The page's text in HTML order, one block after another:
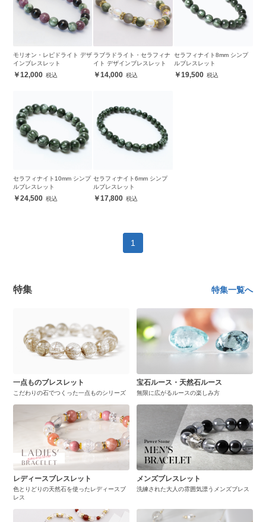
モリオン・レピドライト デザ
インブレスレット
12,000
ラブラドライト・セラフィナ
イト デザインブレスレット
14,000
セラフィナイト8mm シンプ
ルブレスレット
19,500
セラフィナイト10mm シンプ
ルブレスレット
24,500
セラフィナイト6mm シンプ
ルブレスレット
17,800
1
特集 特集一覧へ
一点ものブレスレット
こだわりの石でつくった一点ものシリーズ
宝石ルース・天然石ルース
無限に広がるルースの楽しみ方
レディースブレスレット
色とりどりの天然石を使ったレディースブ
レス
メンズブレスレット
洗練された大人の雰囲気漂うメンズブレス